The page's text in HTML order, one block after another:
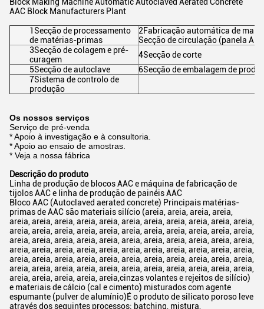
AAC Block Manufacturers Plant
1Secção de processamento
de matérias-primas
2Fabricação automática de
Secção de circulação (panela
3Secção de colagem e pré-
curagem
4Secção de corte
5Secção de autoclave
6Secção de embalagem de
7Sistema de controlo de
produção
Os nossos serviços
Serviço de pré-venda
* Apoio à investigação e à consultoria.
* Apoio ao ensaio de amostras.
* Veja a nossa fábrica
Descrição do produto
Linha de produção de blocos AAC e máquina de fabricação de
tijolos AAC e linha de produção de painéis AAC
Bloco AAC (Autoclaved aerated concrete) Principais matérias-
primas de AAC são materiais silício (areia, areia, areia, areia,
areia, areia, areia, areia, areia, areia, areia, areia, areia, areia, areia,
areia, areia, areia, areia, areia, areia, areia, areia, areia, areia, areia,
areia, areia, areia, areia, areia, areia, areia, areia, areia, areia, areia,
areia, areia, areia, areia, areia, areia, areia, areia, areia, areia, areia,
areia, areia, areia, areia, areia, areia, areia, areia, areia, areia, areia,
areia, areia, areia, areia, areia, areia, areia, areia, areia, areia, areia,
areia, areia, areia, areia, areia,cinzas volantes e rejeitos de silício)
e materiais de cálcio (cal e cimento) misturados com agente
espumante (pulver de alumínio)É o produto de silicato poroso leve
através dos seguintes processos: batching, mistura,